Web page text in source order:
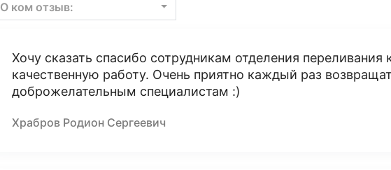
О ком отзыв:
Хочу сказать спасибо сотрудникам отделения переливания
качественную работу. Очень приятно каждый раз
доброжелательным специалистам :)
Храбров Родион Сергеевич